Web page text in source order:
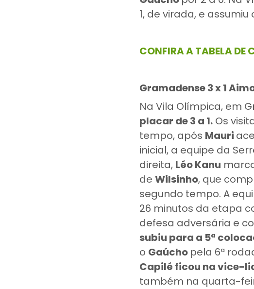
1, de virada, e assumiu
CONFIRA A TABELA DE
Gramadense 3 x 1
Na Vila Olímpica, em
placar de 3 a 1. Os
tempo, após Mauri
inicial, a equipe da
direita, Léo Kanu
de Wilsinho, que
segundo tempo. A
26 minutos da etapa
defesa adversária e
subiu para a 5ª
o Gaúcho pela 6ª
Capilé ficou na vice-
também na quarta-